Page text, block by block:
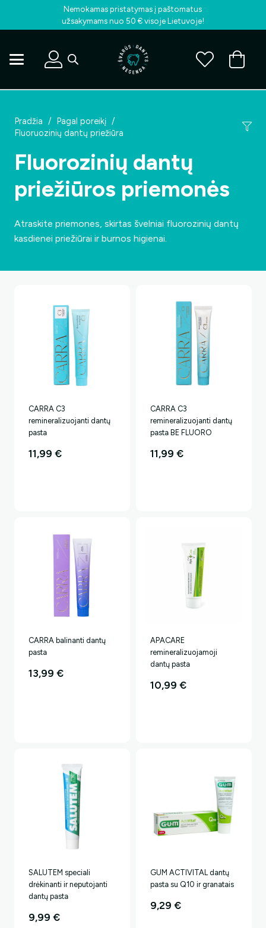
Nemokamas pristatymas į paštomatus
užsakymams nuo 50 € visoje Lietuvoje!
Pradžia / Pagal poreikį /
Fluoruozinių dantų priežiūra
Fluorozinių dantų
priežiūros priemonės
Atraskite priemones, skirtas švelniai fluorozinių dantų
kasdienei priežiūrai ir burnos higienai.
CARRA C3
remineralizuojanti dantų
pasta
11,99€
CARRA C3
remineralizuojanti dantų
pasta BE FLUORO
11,99€
CARRA balinanti dantų
pasta
13,99€
APACARE
remineralizuojamoji
dantų pasta
10,99€
SALUTEM speciali
drėkinanti ir neputojanti
dantų pasta
9,99€
GUM ACTIVITAL dantų
pasta su Q10 ir granatais
9,29€